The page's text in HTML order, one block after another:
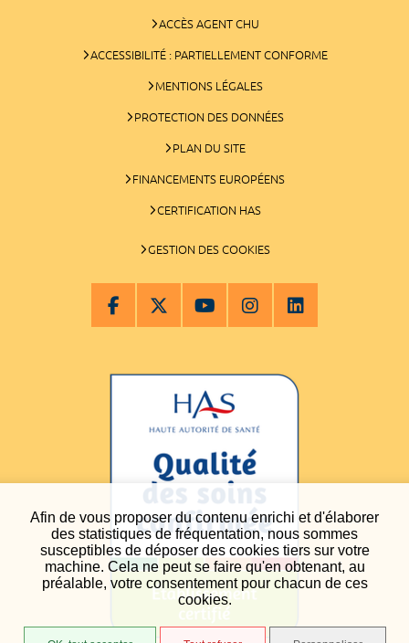
Afin de vous proposer du contenu enrichi et d'élaborer
des statistiques de fréquentation, nous sommes
susceptibles de déposer des cookies tiers sur votre
machine. Cela ne peut se faire qu'en obtenant, au
préalable, votre consentement pour chacun de ces
cookies.
ACCÈS AGENT CHU
ACCESSIBILITÉ : PARTIELLEMENT CONFORME
MENTIONS LÉGALES
PROTECTION DES DONNÉES
PLAN DU SITE
FINANCEMENTS EUROPÉENS
CERTIFICATION HAS
GESTION DES COOKIES